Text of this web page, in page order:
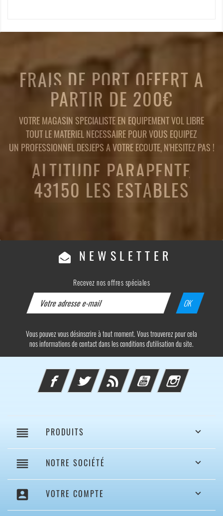
FRAIS DE PORT OFFERT A
PARTIR DE 200€
VOTRE MAGASIN SPECIALISTE EN EQUIPEMENT VOL LIBRE
TOUT LE MATERIEL NECESSAIRE POUR VOUS EQUIPEZ
UN PROFESSIONNEL DESJEPS A VOTRE ECOUTE, N'HESITEZ PAS !
ALTITUDE PARAPENTE
43150 LES ESTABLES
NEWSLETTER
Recevez nos offres spéciales
Vous pouvez vous désinscrire à tout moment. Vous trouverez pour cela
nos informations de contact dans les conditions d'utilisation du site.
FacebookTwitter Rss YouTube Instagram
reorder PRODUITS 
reorder NOTRE SOCIÉTÉ 
account_box VOTRE COMPTE 